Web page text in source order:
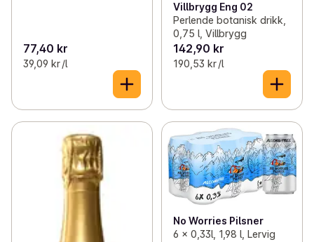
77,40 kr
39,09 kr /l
Villbrygg Eng 02
Perlende botanisk drikk,
0,75 l, Villbrygg
142,90 kr
190,53 kr /l
No Worries Pilsner
6 x 0,33l, 1,98 l, Lervig